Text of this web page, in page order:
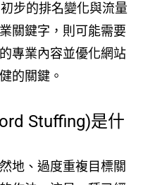
步的排名變化與流量
關鍵字，則可能需要
專業內容並優化網站
的關鍵。
Stuffing)是什
地、過度重複目標關